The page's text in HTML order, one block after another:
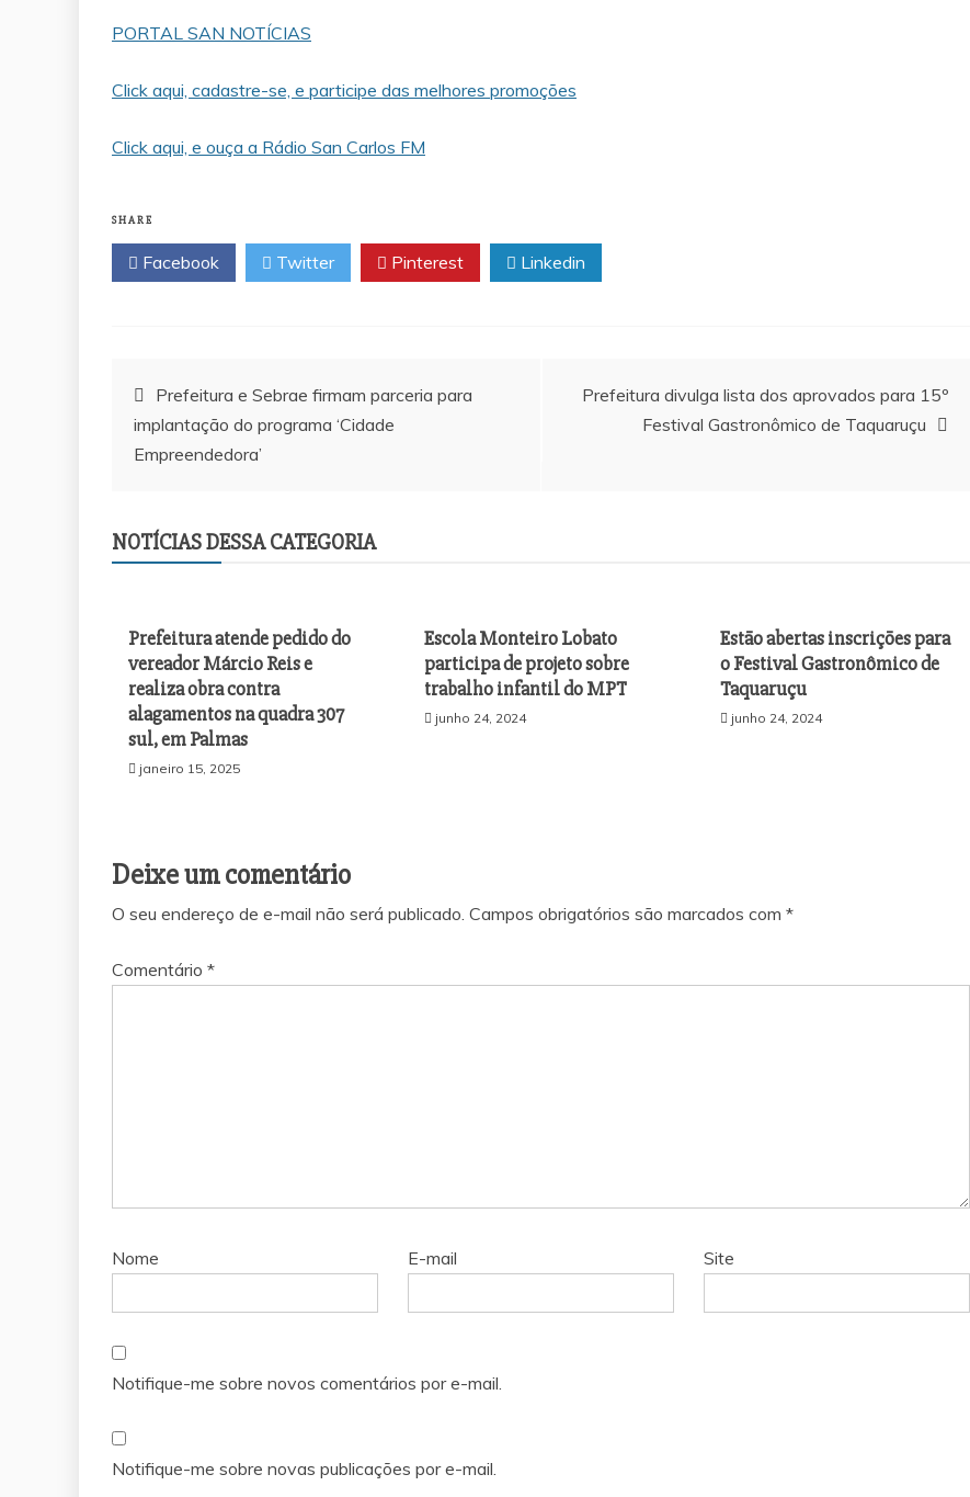
PORTAL SAN NOTÍCIAS
Click aqui, cadastre-se, e participe das melhores promoções
Click aqui, e ouça a Rádio San Carlos FM
SHARE
Facebook Twitter Pinterest Linkedin
Navegação
de
Prefeitura e Sebrae firmam parceria para
implantação do programa ‘Cidade
Empreendedora’
Prefeitura divulga lista dos aprovados para 15º
Festival Gastronômico de Taquaruçu
NOTÍCIAS DESSA CATEGORIA
Prefeitura atende pedido do
vereador Márcio Reis e
realiza obra contra
alagamentos na quadra 307
sul, em Palmas
janeiro 15, 2025
Escola Monteiro Lobato
participa de projeto sobre
trabalho infantil do MPT
junho 24, 2024
Estão abertas inscrições para
o Festival Gastronômico de
Taquaruçu
junho 24, 2024
Deixe um comentário
O seu endereço de e-mail não será publicado. Campos obrigatórios são marcados com *
Comentário *
Nome E-mail Site
Notifique-me sobre novos comentários por e-mail.
Notifique-me sobre novas publicações por e-mail.
Márcio Reis apresenta projeto para